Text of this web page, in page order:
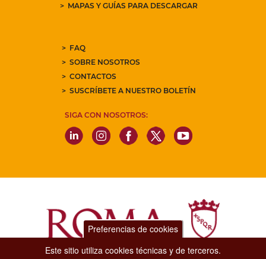
MAPAS Y GUÍAS PARA DESCARGAR
FAQ
SOBRE NOSOTROS
CONTACTOS
SUSCRÍBETE A NUESTRO BOLETÍN
SIGA CON NOSOTROS:
Preferencias de cookies
Este sitio utiliza cookies técnicas y de terceros.